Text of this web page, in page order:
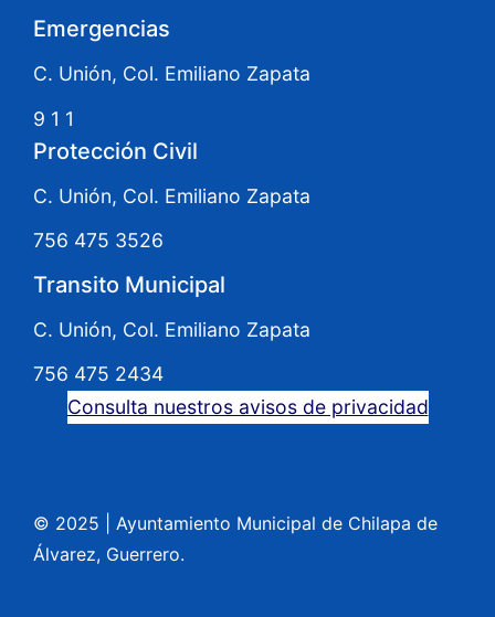
Emergencias
C. Unión, Col. Emiliano Zapata
9 1 1
Protección Civil
C. Unión, Col. Emiliano Zapata
756 475 3526
Transito Municipal
C. Unión, Col. Emiliano Zapata
756 475 2434
Consulta nuestros avisos de privacidad
© 2025
Ayuntamiento Municipal de Chilapa de
Álvarez, Guerrero.